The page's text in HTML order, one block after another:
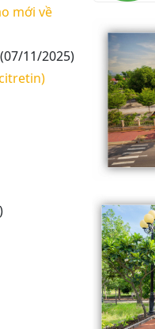
mới về
(07/11/2025)